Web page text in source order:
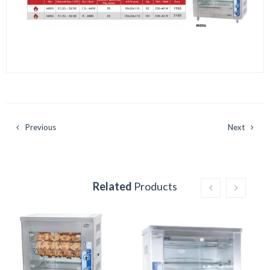
Previous Next
Related Products